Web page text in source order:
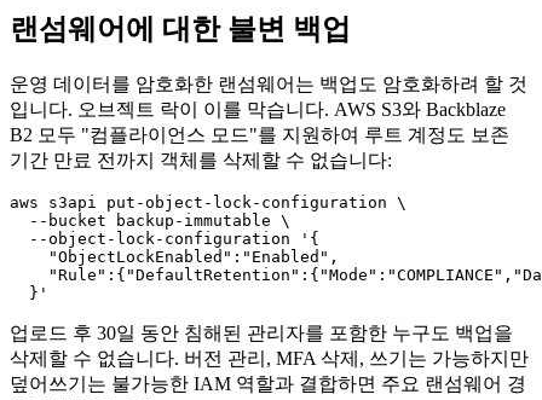
랜섬웨어에 대한 불변 백업
운영 데이터를 암호화한 랜섬웨어는 백업도 암호화하려 할 것
입니다. 오브젝트 락이 이를 막습니다. AWS S3와 Backblaze
B2 모두 "컴플라이언스 모드"를 지원하여 루트 계정도 보존
기간 만료 전까지 객체를 삭제할 수 없습니다:
aws s3api put-object-lock-configuration \
  --bucket backup-immutable \
  --object-lock-configuration '{
    "ObjectLockEnabled":"Enabled",
업로드 후 30일 동안 침해된 관리자를 포함한 누구도 백업을
삭제할 수 없습니다. 버전 관리, MFA 삭제, 쓰기는 가능하지만
덮어쓰기는 불가능한 IAM 역할과 결합하면 주요 랜섬웨어 경